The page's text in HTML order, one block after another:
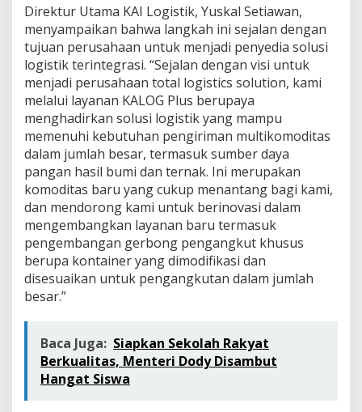
n
t
a
a
Direktur Utama KAI Logistik, Yuskal Setiawan,
menyampaikan bahwa langkah ini sejalan dengan
tujuan perusahaan untuk menjadi penyedia solusi
logistik terintegrasi. “Sejalan dengan visi untuk
menjadi perusahaan total logistics solution, kami
melalui layanan KALOG Plus berupaya
menghadirkan solusi logistik yang mampu
memenuhi kebutuhan pengiriman multikomoditas
dalam jumlah besar, termasuk sumber daya
pangan hasil bumi dan ternak. Ini merupakan
komoditas baru yang cukup menantang bagi kami,
dan mendorong kami untuk berinovasi dalam
mengembangkan layanan baru termasuk
pengembangan gerbong pengangkut khusus
berupa kontainer yang dimodifikasi dan
disesuaikan untuk pengangkutan dalam jumlah
besar.”
Baca Juga: Siapkan Sekolah Rakyat
Berkualitas, Menteri Dody Disambut
Hangat Siswa